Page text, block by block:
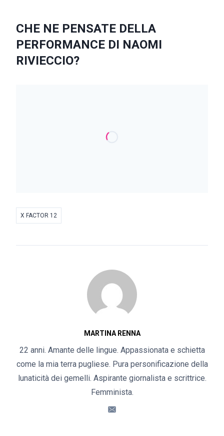
CHE NE PENSATE DELLA
PERFORMANCE DI NAOMI
RIVIECCIO?
X FACTOR 12
MARTINA RENNA
22 anni. Amante delle lingue. Appassionata e schietta
come la mia terra pugliese. Pura personificazione della
lunaticità dei gemelli. Aspirante giornalista e scrittrice.
Femminista.